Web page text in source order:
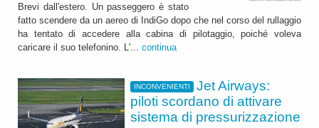
Brevi dall'estero. Un passeggero è stato
fatto scendere da un aereo di IndiGo dopo che nel corso del rullaggio
ha tentato di accedere alla cabina di pilotaggio, poiché voleva
caricare il suo telefonino. L'... continua
INCONVENIENTI
Jet Airways:
piloti scordano di attivare
sistema di pressurizzazione